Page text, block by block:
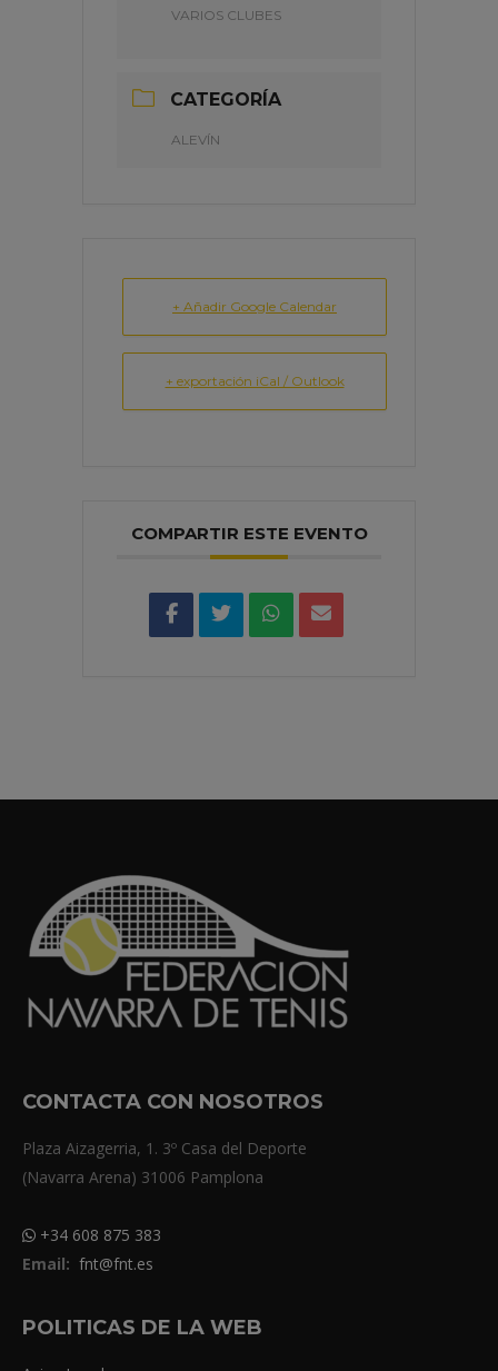
VARIOS CLUBES
CATEGORÍA
ALEVÍN
+ Añadir Google Calendar
+ exportación iCal / Outlook
COMPARTIR ESTE EVENTO
CONTACTA CON NOSOTROS
Plaza Aizagerria, 1. 3º Casa del Deporte
(Navarra Arena) 31006 Pamplona
+34 608 875 383
Email: fnt@fnt.es
POLITICAS DE LA WEB